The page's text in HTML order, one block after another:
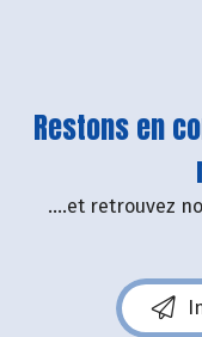
Restons en
....et retrouvez